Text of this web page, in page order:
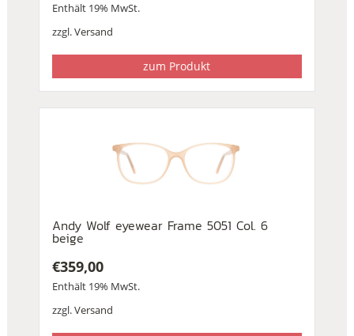
Enthält 19% MwSt.
zzgl.Versand
zum Produkt
Andy Wolf eyewear Frame 5051 Col. 6
beige
€359,00
Enthält 19% MwSt.
zzgl.Versand